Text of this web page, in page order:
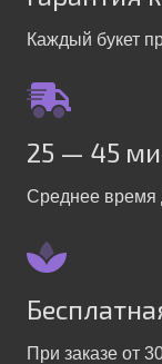
Каждый букет
25 — 45
Среднее время
При заказе от